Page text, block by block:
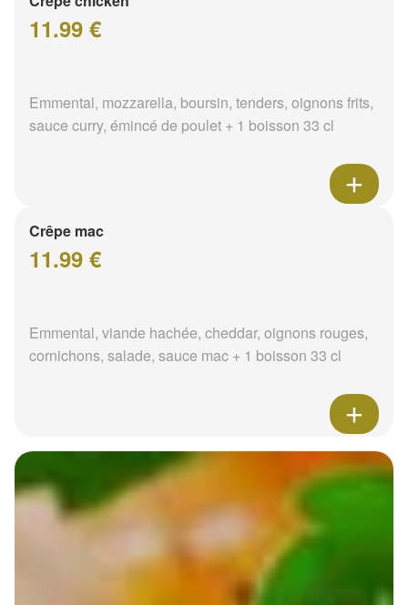
11.99 €
Emmental, mozzarella, boursin, tenders, oignons frits,
sauce curry, émincé de poulet + 1 boisson 33 cl
Crêpe mac
11.99 €
Emmental, viande hachée, cheddar, oignons rouges,
cornichons, salade, sauce mac + 1 boisson 33 cl